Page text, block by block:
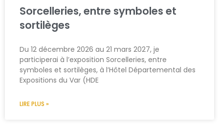
Sorcelleries, entre symboles et
sortilèges
Du 12 décembre 2026 au 21 mars 2027, je
participerai à l’exposition Sorcelleries, entre
symboles et sortilèges, à l’Hôtel Départemental des
Expositions du Var (HDE
LIRE PLUS »